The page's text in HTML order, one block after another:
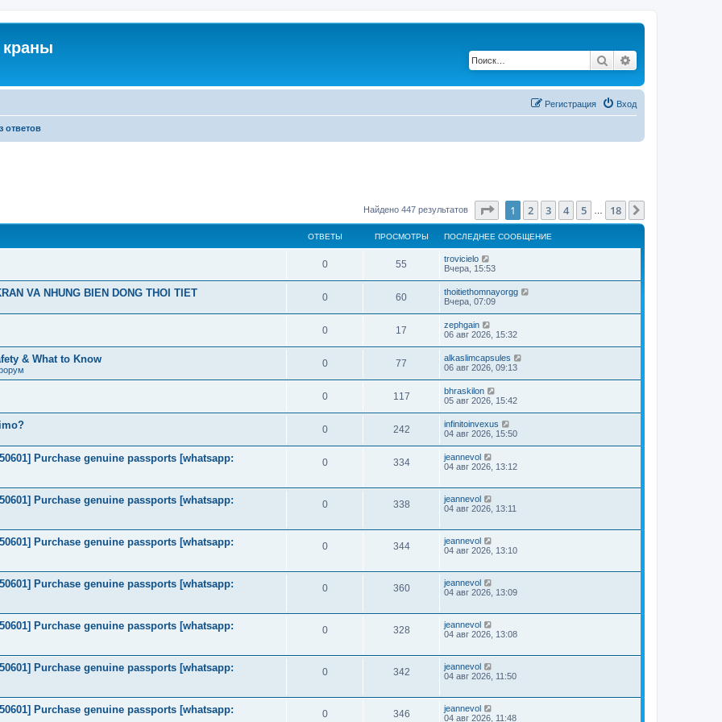
Поиск
Вход
Регистрация
ответов
Найдено 447 результатов Страница1 из 18
1 2 3 4 5 18
ОТВЕТЫ ПРОСМОТРЫ ПОСЛЕДНЕЕ СООБЩЕНИЕ
0 55
trovicielo
Вчера, 15:53
VA NHUNG BIEN DONG THOI TIET 0 60
thoitiethomnayorgg
Вчера, 07:09
0 17
zephgain
06 авг 2026, 15:32
& What to Know 0 77
alkaslimcapsules
06 авг 2026, 09:13
0 117
bhraskilon
05 авг 2026, 15:42
0 242
infinitoinvexus
04 авг 2026, 15:50
Purchase genuine passports [whatsapp: 0 334
jeannevol
04 авг 2026, 13:12
Purchase genuine passports [whatsapp: 0 338
jeannevol
04 авг 2026, 13:11
Purchase genuine passports [whatsapp: 0 344
jeannevol
04 авг 2026, 13:10
Purchase genuine passports [whatsapp: 0 360
jeannevol
04 авг 2026, 13:09
Purchase genuine passports [whatsapp: 0 328
jeannevol
04 авг 2026, 13:08
Purchase genuine passports [whatsapp: 0 342
jeannevol
04 авг 2026, 11:50
Purchase genuine passports [whatsapp: 0 346
jeannevol
04 авг 2026, 11:48